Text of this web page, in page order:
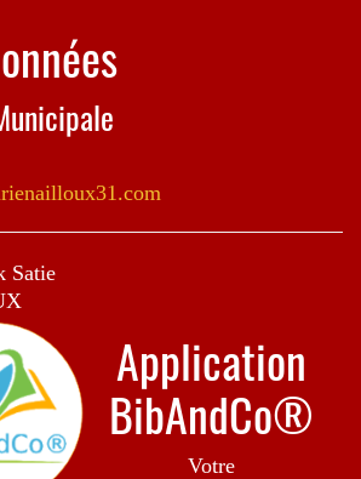
Satie
Application
BibAndCo®
Votre